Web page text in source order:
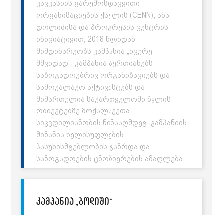
კავკასიის გარემოსდაცვითი
ორგანიზაციების ქსელის (CENN), ანა
დოლიძისა და პროგრესის ცენტრის
ინიციატივით, 2018 წლიდან
მიმდინარეობს კამპანია „იცურე
მშვიდად“. კამპანია აერთიანებს
საზოგადოებრივ ორგანიზაციებს და
სამოქალაქო აქტივისტებს და
მიმართულია საქართველოში წყლის
ობიექტებზე მოქალაქეთა
სიკვდილიანობის წინააღმდეგ. კამპანიის
მიზანია ხელისუფლების
პასუხისმგებლობის გაზრდა და
საზოგადოების ცნობიერების ამაღლება.
კამპანია „ბოდიში“